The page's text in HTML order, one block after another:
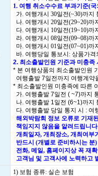
1. 여행 취소수수료 부과기준(
가. 여행개시 30일전(~30)까지
나. 여행개시 20일전(29~20)까
다. 여행개시 10일전(19~10)까
라. 여행개시 08일전(09~08)까
마. 여행개시 01일전(07~01)까
바. 여행당일 통보시: 상품가격
2. 최소출발인원 기준과 미충족
* 본 여행상품의 최소출발인원
여행출발 7일전까지 여행계약
* 최소출발인원 미충족에 따른
가. 여행출발 7일전 ( ~7)까지
나. 여행출발 1일전 (6~1)까지
다. 여행출발 당일 통지 시 : 여
해외박람회 정보 오류로 기재
책임지지 않음을 알려드립니
개최일자, 개최장소, 개최여부
반드시 (개별로 준비하시는 분
전화, 메일, 홈페이지상 꼭 재
고객님 및 고객사에 노력하고
1) 보험 종류: 실손 보험